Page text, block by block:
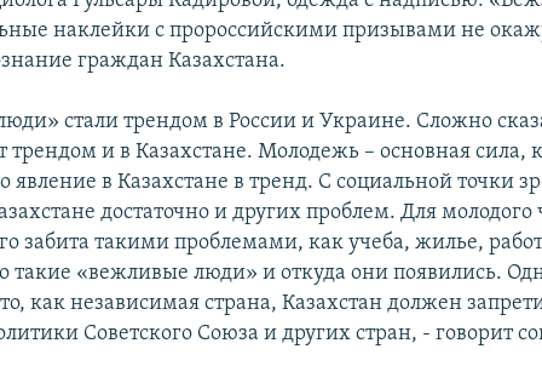
наклейки с пророссийскими призывами не
граждан Казахстана.
стали трендом в России и Украине. Сложно
трендом и в Казахстане. Молодежь – основная сила,
явление в Казахстане в тренд. С социальной точки
достаточно и других проблем. Для молодого
забита такими проблемами, как учеба, жилье,
такие «вежливые люди» и откуда они появились.
как независимая страна, Казахстан должен
Советского Союза и других стран, - говорит